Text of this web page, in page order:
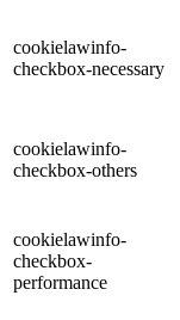
cookielawinfo-
checkbox-necessary
cookielawinfo-
checkbox-others
cookielawinfo-
checkbox-
performance